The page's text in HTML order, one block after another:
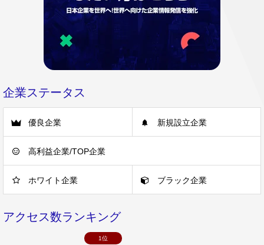
企業ステータス
優良企業 新規設立企業
高利益企業/TOP企業
ホワイト企業 ブラック企業
アクセス数ランキング
1位